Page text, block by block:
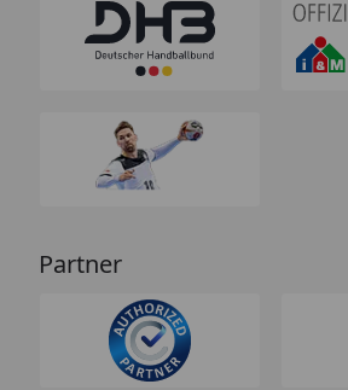
Partner